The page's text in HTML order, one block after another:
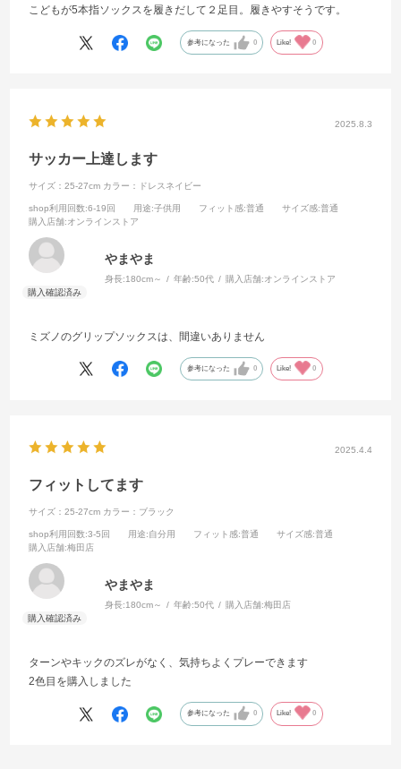
こどもが5本指ソックスを履きだして２足目。履きやすそうです。
参考になった 0 Like! 0
2025.8.3
サッカー上達します
サイズ：25-27cm カラー：ドレスネイビー
shop利用回数:6-19回 用途:子供用 フィット感:普通 サイズ感:普通
購入店舗:オンラインストア
やまやま
身長:180cm～ 年齢:50代 購入店舗:オンラインストア
ミズノのグリップソックスは、間違いありません
参考になった 0 Like! 0
2025.4.4
フィットしてます
サイズ：25-27cm カラー：ブラック
shop利用回数:3-5回 用途:自分用 フィット感:普通 サイズ感:普通
購入店舗:梅田店
やまやま
身長:180cm～ 年齢:50代 購入店舗:梅田店
ターンやキックのズレがなく、気持ちよくプレーできます
2色目を購入しました
参考になった 0 Like! 0